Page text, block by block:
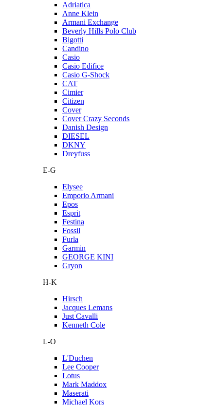
Adriatica
Anne Klein
Armani Exchange
Beverly Hills Polo Club
Bigotti
Candino
Casio
Casio Edifice
Casio G-Shock
CAT
Cimier
Citizen
Cover
Cover Crazy Seconds
Danish Design
DIESEL
DKNY
Dreyfuss
E-G
Elysee
Emporio Armani
Epos
Esprit
Festina
Fossil
Furla
Garmin
GEORGE KINI
Gryon
H-K
Hirsch
Jacques Lemans
Just Cavalli
Kenneth Cole
L-O
L'Duchen
Lee Cooper
Lotus
Mark Maddox
Maserati
Michael Kors